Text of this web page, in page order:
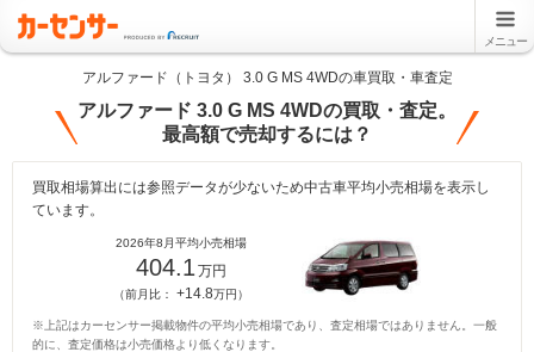
メニュー
アルファード（トヨタ） 3.0 G MS 4WDの車買取・車査定
アルファード 3.0 G MS 4WDの買取・査定。
最高額で売却するには？
買取相場算出には参照データが少ないため中古車平均小売相場を表示し
ています。
2026年8月平均小売相場
404.1 万円
（前月比： +14.8万円）
※上記はカーセンサー掲載物件の平均小売相場であり、査定相場ではありません。一般
的に、査定価格は小売価格より低くなります。